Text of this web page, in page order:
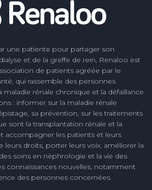
une patiente pour partager son
et de la greffe de rein, Renaloo est
de patients agréée par le
qui rassemble des personnes
maladie rénale chronique et la défaillance
: informer sur la maladie rénale
sa prévention, sur les traitements
sont la transplantation rénale et la
accompagner les patients et leurs
leurs droits, porter leurs voix, améliorer la
soins en néphrologie et la vie des
connaissances nouvelles, notamment
des personnes concernées.